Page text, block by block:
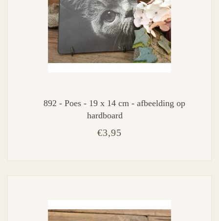
892 - Poes - 19 x 14 cm - afbeelding op
hardboard
€3,95